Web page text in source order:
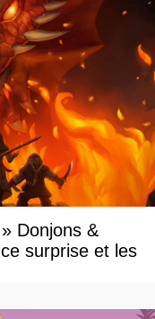
Donjons &
surprise et les